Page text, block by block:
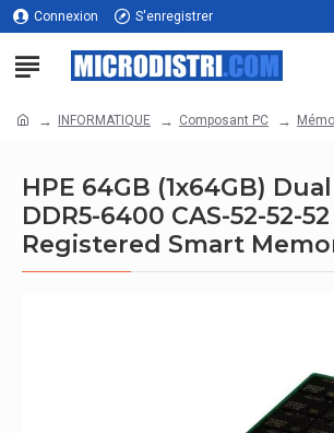
Connexion S'enregistrer
INFORMATIQUE Composant PC
HPE 64GB (1x64GB)
DDR5-6400 CAS-52-52-
Registered Smart